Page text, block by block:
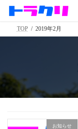
ツ
ッ
シ
移
TOP 2019年2月
お知らせ